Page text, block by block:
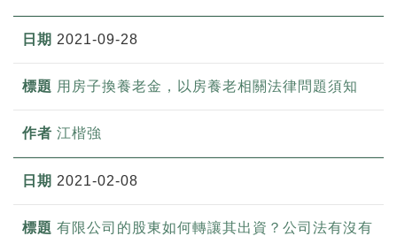
2021-09-28
用房子換養老金，以房養老相關法律問題須知
江楷強
2021-02-08
有限公司的股東如何轉讓其出資？公司法有沒有